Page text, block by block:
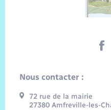
Nous contacter :
72 rue de la mairie
27380 Amfreville-les-